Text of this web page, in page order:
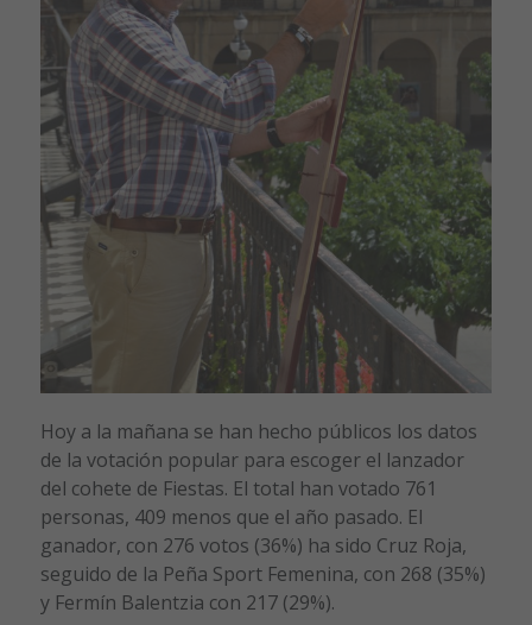
Hoy a la mañana se han hecho públicos los datos
de la votación popular para escoger el lanzador
del cohete de Fiestas. El total han votado 761
personas, 409 menos que el año pasado. El
ganador, con 276 votos (36%) ha sido Cruz Roja,
seguido de la Peña Sport Femenina, con 268 (35%)
y Fermín Balentzia con 217 (29%).